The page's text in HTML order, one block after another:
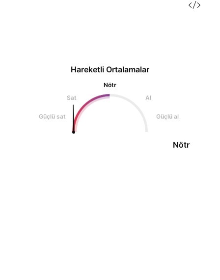
Hareketli Ortalamalar
Nötr
Sat
Al
Güçlü sat Güçlü al
Nötr